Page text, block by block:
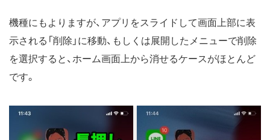
機種にもよりますが、アプリをスライドして画面上部に表
示される「削除」に移動、もしくは展開したメニューで削除
を選択すると、ホーム画面上から消せるケースがほとんど
です。